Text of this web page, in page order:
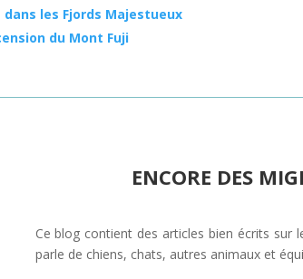
dans les Fjords Majestueux
du Mont Fuji
ENCORE DES
Ce blog contient des articles bien écrits sur
parle de chiens, chats, autres animaux et